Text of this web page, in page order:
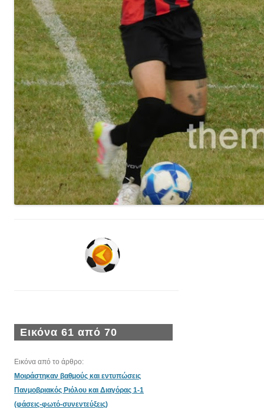
Εικόνα 61 από 70
Εικόνα από το άρθρο:
Μοιράστηκαν βαθμούς και εντυπώσεις
Πανμοβριακός Ριόλου και Διαγόρας 1-1
(φάσεις-φωτό-συνεντεύξεις)